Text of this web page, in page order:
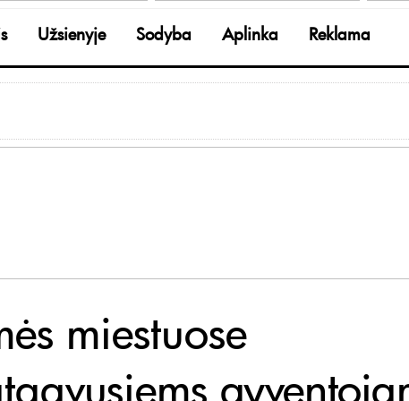
Užsienyje Sodyba Aplinka Reklama
miestuose